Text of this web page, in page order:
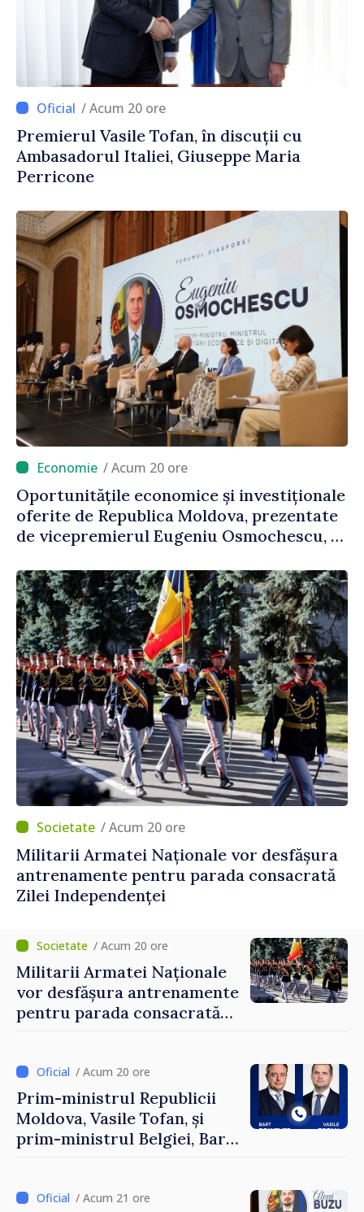
/ Acum 20 ore
Premierul Vasile Tofan, în discuții cu
Ambasadorul Italiei, Giuseppe Maria
Perricone
/ Acum 20 ore
Oportunitățile economice și investiționale
oferite de Republica Moldova, prezentate
de vicepremierul Eugeniu Osmochescu, la
/ Acum 20 ore
Militarii Armatei Naționale vor desfășura
antrenamente pentru parada consacrată
Zilei Independenței
/ Acum 20 ore
Militarii Armatei Naționale
vor desfășura antrenamente
pentru parada consacrată
/ Acum 20 ore
Prim-ministrul Republicii
Moldova, Vasile Tofan, și
prim-ministrul Belgiei, Bart
al Republicii Moldova.
/ Acum 21 ore